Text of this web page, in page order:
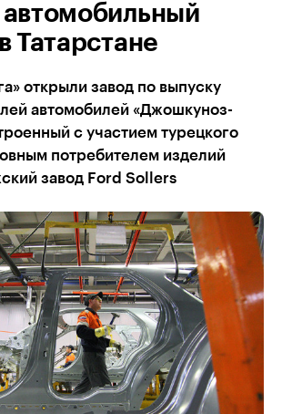
Татарстане
открыли завод по выпуску
автомобилей «Джошкуноз-
с участием турецкого
потребителем изделий
завод Ford Sollers